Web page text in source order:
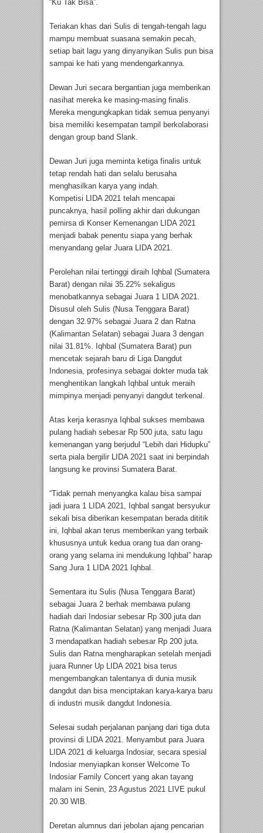
“Ku Tak Bisa”.
Teriakan khas dari Sulis di tengah-tengah lagu
mampu membuat suasana semakin pecah,
setiap bait lagu yang dinyanyikan Sulis pun bisa
sampai ke hati yang mendengarkannya.
Dewan Juri secara bergantian juga memberikan
nasihat mereka ke masing-masing finalis.
Mereka mengungkapkan tidak semua penyanyi
bisa memiliki kesempatan tampil berkolaborasi
dengan group band Slank.
Dewan Juri juga meminta ketiga finalis untuk
tetap rendah hati dan selalu berusaha
menghasilkan karya yang indah.
Kompetisi LIDA 2021 telah mencapai
puncaknya, hasil polling akhir dari dukungan
pemirsa di Konser Kemenangan LIDA 2021
menjadi babak penentu siapa yang berhak
menyandang gelar Juara LIDA 2021.
Perolehan nilai tertinggi diraih Iqhbal (Sumatera
Barat) dengan nilai 35.22% sekaligus
menobatkannya sebagai Juara 1 LIDA 2021.
Disusul oleh Sulis (Nusa Tenggara Barat)
dengan 32.97% sebagai Juara 2 dan Ratna
(Kalimantan Selatan) sebagai Juara 3 dengan
nilai 31.81%. Iqhbal (Sumatera Barat) pun
mencetak sejarah baru di Liga Dangdut
Indonesia, profesinya sebagai dokter muda tak
menghentikan langkah Iqhbal untuk meraih
mimpinya menjadi penyanyi dangdut terkenal.
Atas kerja kerasnya Iqhbal sukses membawa
pulang hadiah sebesar Rp 500 juta, satu lagu
kemenangan yang berjudul “Lebih dari Hidupku”
serta piala bergilir LIDA 2021 saat ini berpindah
langsung ke provinsi Sumatera Barat.
“Tidak pernah menyangka kalau bisa sampai
jadi juara 1 LIDA 2021, Iqhbal sangat bersyukur
sekali bisa diberikan kesempatan berada dititik
ini, Iqhbal akan terus memberikan yang terbaik
khususnya untuk kedua orang tua dan orang-
orang yang selama ini mendukung Iqhbal” harap
Sang Jura 1 LIDA 2021 Iqhbal.
Sementara itu Sulis (Nusa Tenggara Barat)
sebagai Juara 2 berhak membawa pulang
hadiah dari Indosiar sebesar Rp 300 juta dan
Ratna (Kalimantan Selatan) yang menjadi Juara
3 mendapatkan hadiah sebesar Rp 200 juta.
Sulis dan Ratna mengharapkan setelah menjadi
juara Runner Up LIDA 2021 bisa terus
mengembangkan talentanya di dunia musik
dangdut dan bisa menciptakan karya-karya baru
di industri musik dangdut Indonesia.
Selesai sudah perjalanan panjang dari tiga duta
provinsi di LIDA 2021. Menyambut para Juara
LIDA 2021 di keluarga Indosiar, secara spesial
Indosiar menyiapkan konser Welcome To
Indosiar Family Concert yang akan tayang
malam ini Senin, 23 Agustus 2021 LIVE pukul
20.30 WIB.
Deretan alumnus dari jebolan ajang pencarian